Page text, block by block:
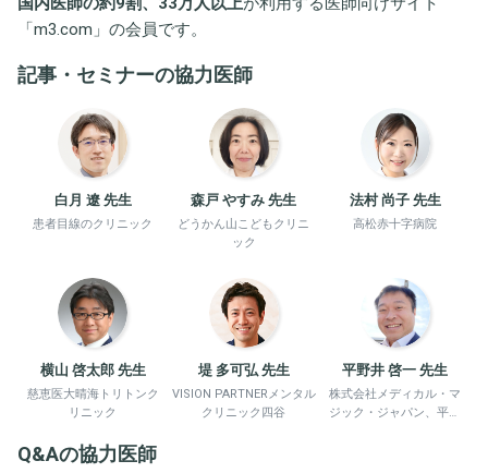
「m3.com 」の会員です。
記事・セミナーの協力医師
白月 遼 先生
患者目線のクリニック
森戸 やすみ 先生
どうかん山こどもクリニ
ック
法村 尚子 先生
高松赤十字病院
横山 啓太郎 先生
慈恵医大晴海トリトンク
リニック
堤 多可弘 先生
VISION PARTNERメンタル
クリニック四谷
平野井 啓一 先生
株式会社メディカル・マ
ジック・ジャパン、平野
Q&Aの協力医師